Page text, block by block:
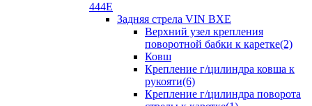
444E
Задняя стрела VIN BXE
Верхний узел крепления
поворотной бабки к каретке(2)
Ковш
Крепление г/цилиндра ковша к
рукояти(6)
Крепление г/цилиндра поворота